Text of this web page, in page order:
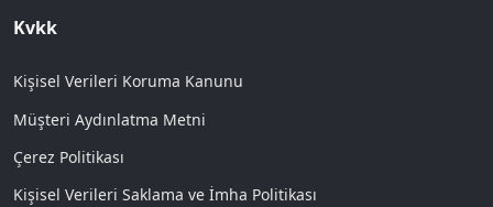
Kvkk
Kişisel Verileri Koruma Kanunu
Müşteri Aydınlatma Metni
Çerez Politikası
Kişisel Verileri Saklama ve İmha Politikası